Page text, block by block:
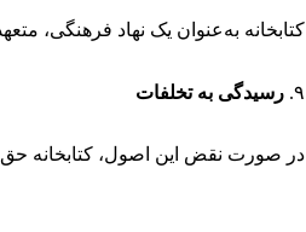
کتابخانه به‌عنوان یک نهاد فرهنگی،
۹. رسیدگی به تخلفات
در صورت نقض این اصول، کتابخانه حق